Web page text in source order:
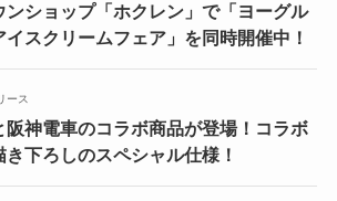
ンショップ「ホクレン」で「ヨーグル
イスクリームフェア」を同時開催中！
ース
阪神電車のコラボ商品が登場！コラボ
下ろしのスペシャル仕様！